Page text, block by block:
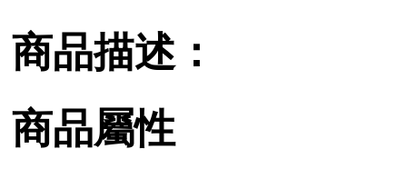
商品描述：
商品屬性